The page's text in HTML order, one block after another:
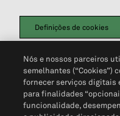
Definições de cookies
Política de PrivacidadePortal
Não Venda Minhas
Nós e nossos parceiros
semelhantes (“Cookies”)
fornecer serviços digitais
para finalidades
funcionalidade,